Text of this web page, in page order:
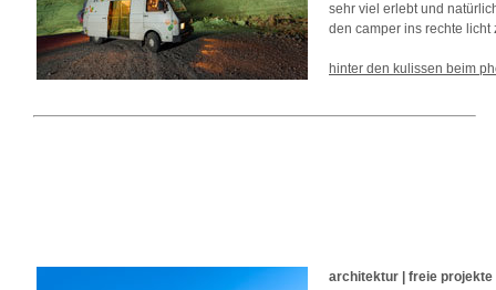
sehr viel erlebt und
den camper ins rechte licht
hinter den kulissen beim
architektur | freie projekte